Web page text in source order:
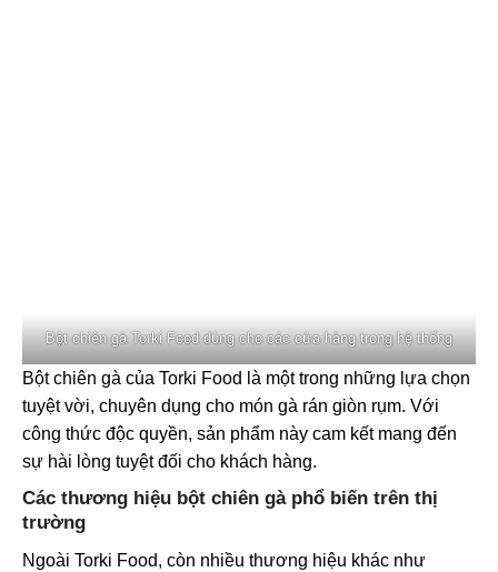
Bột chiên gà Torki Food dùng cho các cửa hàng trong hệ thống
Bột chiên gà của Torki Food là một trong những lựa chọn
tuyệt vời, chuyên dụng cho món gà rán giòn rụm. Với
công thức độc quyền, sản phẩm này cam kết mang đến
sự hài lòng tuyệt đối cho khách hàng.
Các thương hiệu bột chiên gà phổ biến trên thị
trường
Ngoài Torki Food, còn nhiều thương hiệu khác như